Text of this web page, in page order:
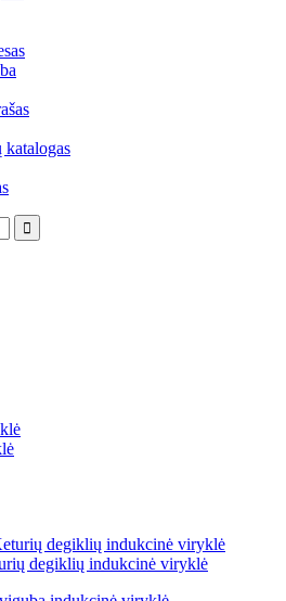
katalogas
degiklių indukcinė viryklė